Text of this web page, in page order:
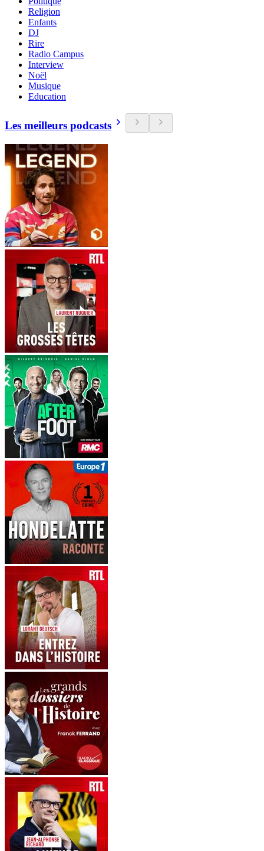
Religion
Enfants
DJ
Rire
Radio Campus
Interview
Noël
Musique
Education
Les meilleurs podcasts